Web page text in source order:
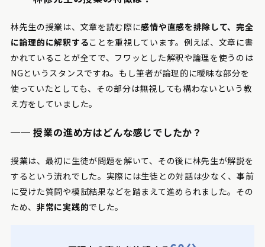
林先生の授業は、文章を読む際に感情や直感を排除して、完全
に論理的に解釈することを重視しています。例えば、文章に書
かれていることが全てで、フワッとした解釈や論理を使うのは
NGというスタンスですね。もし筆者が論理的に曖昧な部分を
使っていたとしても、その部分は無視しても構わないという教
え方をしていました。
── 授業の進め方はどんな感じでしたか？
授業は、最初に生徒が問題を解いて、その後に林先生が解説を
するという流れでした。実際には生徒との対話は少なく、事前
に受けた質問や模試結果などを踏まえて進められました。その
ため、非常に実践的でした。